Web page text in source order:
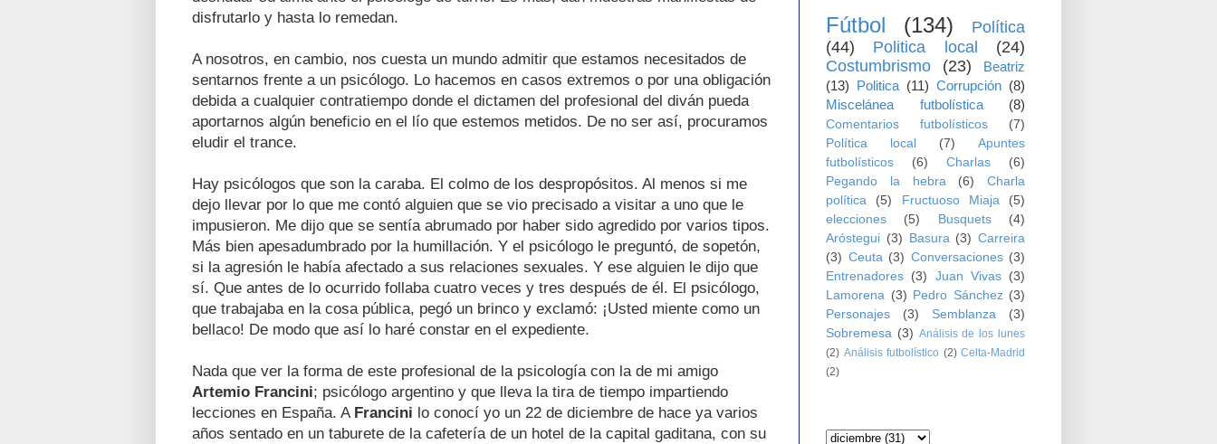
disfrutarlo y hasta lo remedan.
A nosotros, en cambio, nos cuesta un mundo admitir que estamos necesitados de
sentarnos frente a un psicólogo. Lo hacemos en casos extremos o por una obligación
debida a cualquier contratiempo donde el dictamen del profesional del diván pueda
aportarnos algún beneficio en el lío que estemos metidos. De no ser así, procuramos
eludir el trance.
Hay psicólogos que son la caraba. El colmo de los despropósitos. Al menos si me
dejo llevar por lo que me contó alguien que se vio precisado a visitar a uno que le
impusieron. Me dijo que se sentía abrumado por haber sido agredido por varios tipos.
Más bien apesadumbrado por la humillación. Y el psicólogo le preguntó, de sopetón,
si la agresión le había afectado a sus relaciones sexuales. Y ese alguien le dijo que
sí. Que antes de lo ocurrido follaba cuatro veces y tres después de él. El psicólogo,
que trabajaba en la cosa pública, pegó un brinco y exclamó: ¡Usted miente como un
bellaco! De modo que así lo haré constar en el expediente.
Nada que ver la forma de este profesional de la psicología con la de mi amigo
Artemio Francini; psicólogo argentino y que lleva la tira de tiempo impartiendo
lecciones en España. A Francini lo conocí yo un 22 de diciembre de hace ya varios
años sentado en un taburete de la cafetería de un hotel de la capital gaditana, con su
Fútbol (134)
Política
(44)
Politica local
(24)
Costumbrismo
(23)
Beatriz
(13) Politica (11) Corrupción (8)
Miscelánea futbolística
(8)
Comentarios futbolísticos
(7)
Política local
(7)
Apuntes
futbolísticos
(6) Charlas
(6)
Pegando la hebra
(6)
Charla
política
(5) Fructuoso Miaja
(5)
elecciones
(5) Busquets
(4)
Aróstegui (3) Basura (3) Carreira
(3) Ceuta (3) Conversaciones (3)
Entrenadores (3) Juan Vivas
(3)
Lamorena (3) Pedro Sánchez (3)
Personajes
(3) Semblanza
(3)
Sobremesa (3) Análisis de los lunes
(2) Análisis futbolístico (2) Celta-Madrid
(2)